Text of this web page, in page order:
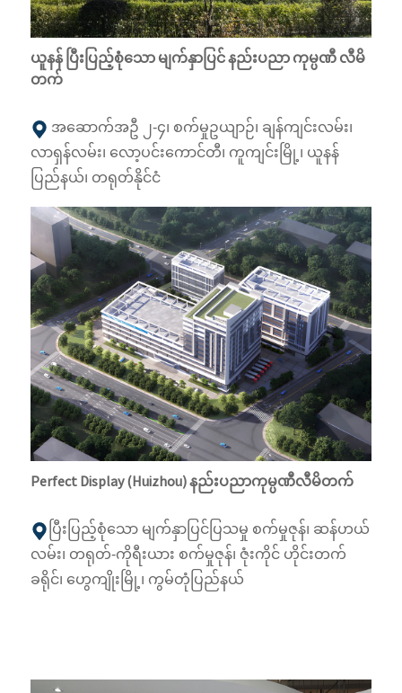
ယူနန် ပြီးပြည့်စုံသော မျက်နှာပြင် နည်းပညာ ကုမ္ပဏီ လီမိ
တက်
အဆောက်အဦ ၂-၄၊ စက်မှုဥယျာဉ်၊ ချန်ကျင်းလမ်း၊
လာရှန်လမ်း၊ လော့ပင်းကောင်တီ၊ ကူကျင်းမြို့၊ ယူနန်
ပြည်နယ်၊ တရုတ်နိုင်ငံ
Perfect Display (Huizhou) နည်းပညာကုမ္ပဏီလီမိတက်
ပြီးပြည့်စုံသော မျက်နှာပြင်ပြသမှု စက်မှုဇုန်၊ ဆန်ဟယ်
လမ်း၊ တရုတ်-ကိုရီးယား စက်မှုဇုန်၊ ဇုံးကိုင် ဟိုင်းတက်
ခရိုင်၊ ဟွေကျိုးမြို့၊ ကွမ်တုံပြည်နယ်